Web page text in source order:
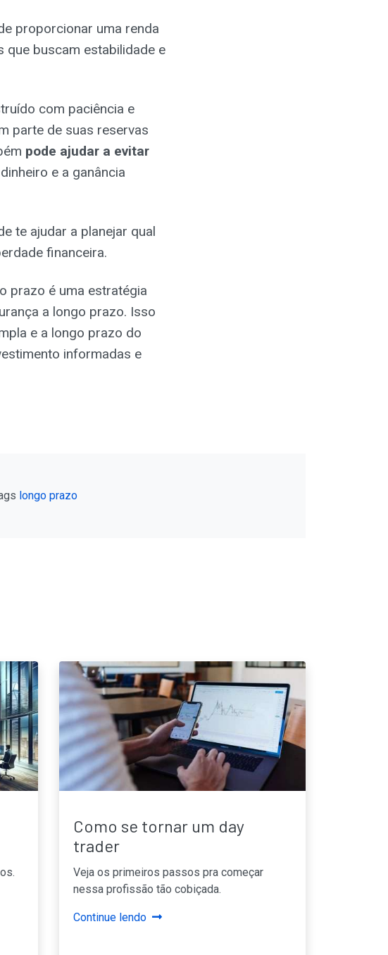
proporcionar uma renda
que buscam estabilidade e
com paciência e
parte de suas reservas
pode ajudar a evitar
e a ganância
te ajudar a planejar qual
financeira.
prazo é uma estratégia
a longo prazo. Isso
e a longo prazo do
informadas e
longo prazo
Como se tornar um day
trader
Veja os primeiros passos pra começar
nessa profissão tão cobiçada.
Continue lendo